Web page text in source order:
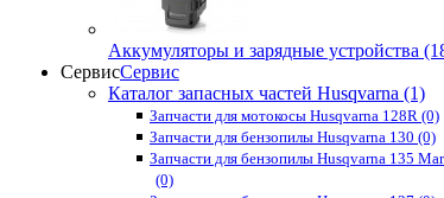
Аккумуляторы и зарядные устройства
СервисСервис
Каталог запасных частей Husqvarna (1)
Запчасти для мотокосы Husqvarna 128R (0)
Запчасти для бензопилы Husqvarna 130 (0)
Запчасти для бензопилы Husqvarna 135
(0)